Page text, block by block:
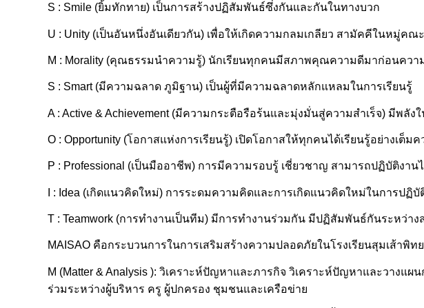
S : Smile (ยิ้มทักทาย) เป็นการสร้างปฏิสัมพันธ์ซึ่งกันและกันในทางบวก
U : Unity (เป็นอันหนึ่งอันเดียวกัน) เพื่อให้เกิดความกลมเกลียว สามัคคีในหมู่คณะ
M : Morality (คุณธรรมนำความรู้) นักเรียนทุกคนมีสภาพคุณความดีมาก่อนความ
S : Smart (มีความฉลาด ภูมิฐาน) เป็นผู้ที่มีความฉลาดหลักแหลมในการเรียนรู้
A : Active & Achievement (มีความกระตือรือร้นและมุ่งมั่นสู่ความสำเร็จ) มีพลังใ
O : Opportunity (โอกาสแห่งการเรียนรู้) เปิดโอกาสให้ทุกคนได้เรียนรู้อย่างเต็ม
P : Professional (เป็นมืออาชีพ) การมีความรอบรู้ เชี่ยวชาญ สามารถปฏิบัติงาน
I : Idea (เกิดแนวคิดใหม่) การระดมความคิดและการเกิดแนวคิดใหม่ในการปฏิบั
T : Teamwork (การทำงานเป็นทีม) มีการทำงานร่วมกัน มีปฏิสัมพันธ์กันระหว่า
MAISAO คือกระบวนการในการเสริมสร้างความปลอดภัยในโรงเรียนสุมเส้าพิท
M (Matter & Analysis ): วิเคราะห์ปัญหาและภารกิจ วิเคราะห์ปัญหาและวางแผ
ร่วมระหว่างผู้บริหาร ครู ผู้ปกครอง ชุมชนและเครือข่าย